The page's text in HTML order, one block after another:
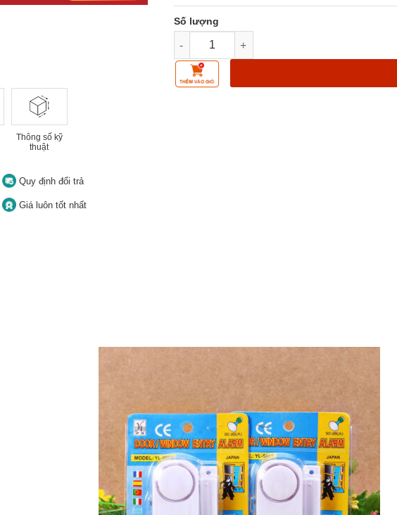
Thông số kỹ
thuật
Quy định đổi trả
Giá luôn tốt nhất
Chuông báo động chống trộm gắn cửa số